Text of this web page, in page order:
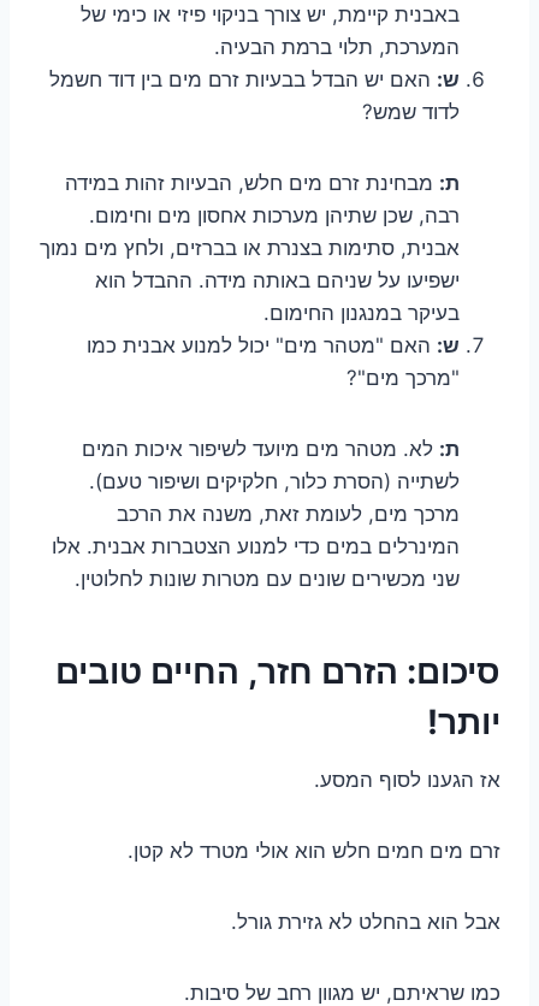
באבנית קיימת, יש צורך בניקוי פיזי או כימי של
המערכת, תלוי ברמת הבעיה.
ש: האם יש הבדל בבעיות זרם מים בין דוד חשמל
לדוד שמש?
ת: מבחינת זרם מים חלש, הבעיות זהות במידה
רבה, שכן שתיהן מערכות אחסון מים וחימום.
אבנית, סתימות בצנרת או בברזים, ולחץ מים נמוך
ישפיעו על שניהם באותה מידה. ההבדל הוא
בעיקר במנגנון החימום.
ש: האם "מטהר מים" יכול למנוע אבנית כמו
"מרכך מים"?
ת: לא. מטהר מים מיועד לשיפור איכות המים
לשתייה (הסרת כלור, חלקיקים ושיפור טעם).
מרכך מים, לעומת זאת, משנה את הרכב
המינרלים במים כדי למנוע הצטברות אבנית. אלו
שני מכשירים שונים עם מטרות שונות לחלוטין.
סיכום: הזרם חזר, החיים טובים
יותר!
אז הגענו לסוף המסע.
זרם מים חמים חלש הוא אולי מטרד לא קטן.
אבל הוא בהחלט לא גזירת גורל.
כמו שראיתם, יש מגוון רחב של סיבות.